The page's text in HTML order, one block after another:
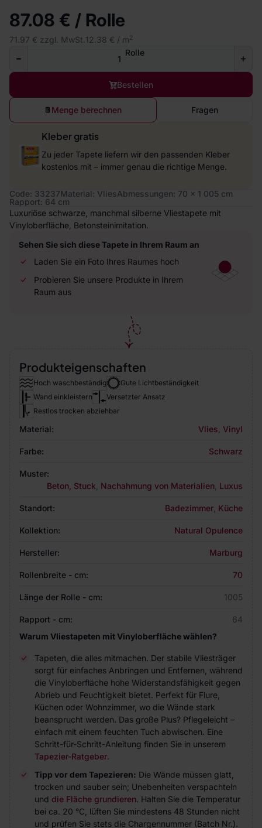
87.08 € / Rolle
71.97 € zzgl. MwSt. 12.38 € / m2
Rolle
Bestellen
Menge berechnen Fragen
Kleber gratis
Zu jeder Tapete liefern wir den passenden Kleber
kostenlos mit – immer genau die richtige Menge.
Code: 33237Material: VliesAbmessungen: 70 x 1 005 cm
Rapport: 64 cm
Luxuriöse schwarze, manchmal silberne Vliestapete mit
Vinyloberfläche, Betonsteinimitation.
Sehen Sie sich diese Tapete in Ihrem Raum an
Laden Sie ein Foto Ihres Raumes hoch
Probieren Sie unsere Produkte in Ihrem
Raum aus
Produkteigenschaften
Hoch waschbeständig
Gute Lichtbeständigkeit
Wand einkleistern
Versetzter Ansatz
Restlos trocken abziehbar
Material: Vlies Vinyl
Farbe: Schwarz
Muster:
Beton, Stuck Nachahmung von Materialien Luxus
Standort: Badezimmer Küche
Kollektion: Natural Opulence
Hersteller: Marburg
Rollenbreite - cm: 70
Länge der Rolle - cm: 1005
Rapport - cm:
64
Warum Vliestapeten mit Vinyloberfläche wählen?
Tapeten, die alles mitmachen. Der stabile Vliesträger
sorgt für einfaches Anbringen und Entfernen, während
die Vinyloberfläche hohe Widerstandsfähigkeit gegen
Abrieb und Feuchtigkeit bietet. Perfekt für Flure,
Küchen oder Wohnzimmer, wo die Wände stark
beansprucht werden. Das große Plus? Pflegeleicht –
einfach mit einem feuchten Tuch abwischen. Eine
Schritt-für-Schritt-Anleitung finden Sie in unserem
Tapezier-Ratgeber.
Tipp vor dem Tapezieren: Die Wände müssen glatt,
trocken und sauber sein; Unebenheiten verspachteln
und die Fläche grundieren. Halten Sie die Temperatur
bei ca. 20 °C, lüften Sie mindestens 48 Stunden nicht
und prüfen Sie stets die Chargennummer (Batch Nr.).